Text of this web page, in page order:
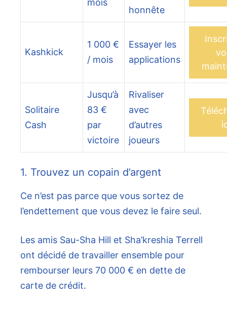
mois
honnête
Kashkick
1 000 €
/ mois
Essayer les
applications
Solitaire
Cash
Jusqu’à
83 €
par
victoire
Rivaliser
avec
d’autres
joueurs
1. Trouvez un copain d’argent
Ce n’est pas parce que vous sortez de
l’endettement que vous devez le faire seul.
Les amis Sau-Sha Hill et Sha’kreshia Terrell
ont décidé de travailler ensemble pour
rembourser leurs 70 000 € en dette de
carte de crédit.